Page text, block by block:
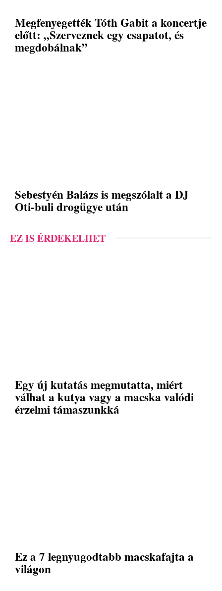
Megfenyegették Tóth Gabit a koncertje
előtt: „Szerveznek egy csapatot, és
megdobálnak”
Sebestyén Balázs is megszólalt a DJ
Oti-buli drogügye után
EZ IS ÉRDEKELHET
Egy új kutatás megmutatta, miért
válhat a kutya vagy a macska valódi
érzelmi támaszunkká
Ez a 7 legnyugodtabb macskafajta a
világon